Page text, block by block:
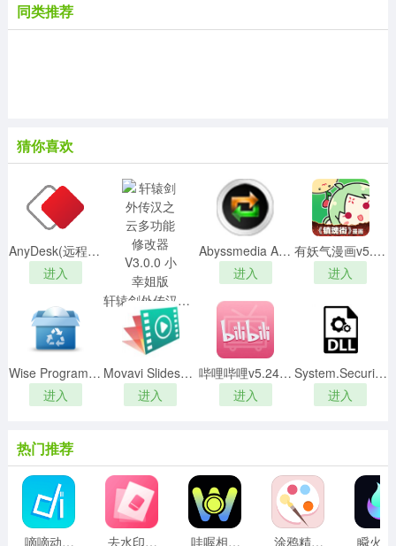
应用功能
1、最流行的画面效果，面部重建神器，更多的重建玩法享
受，随时可照骗减肥，极可爱的情感贴纸；
2、马赛克玩得很好，照片瞬间梦幻和二次元，时刻体验最
新的玩法，便携式自拍魔术贴，随时可拍照；
同类推荐
猜你喜欢
AnyDesk(远程控制软件) V7.1.3.0 免费汉化版
进入
轩辕剑外传汉之云多功能修改器 V3.0.0 小幸姐版
进入
Abyssmedia Audio Converter Plus(音频转换器)v6.3绿色中文破解版
进入
有妖气漫画v5.8.0电脑版
进入
Wise Program Uninstallerv2.3.6.140中文破解版
进入
Movavi Slideshow Makerv5.3.0绿色破解版
进入
哔哩哔哩v5.24.0官方版
进入
System.Security.Cryptography.Encryption.Aes.dll
进入
热门推荐
嘀嘀动漫 v1.3 安卓版 去水印相机免费版 2.38安卓版 哇喔相机 v1.1 手机版 涂鸦精灵med画画 v3.4.3 安卓版